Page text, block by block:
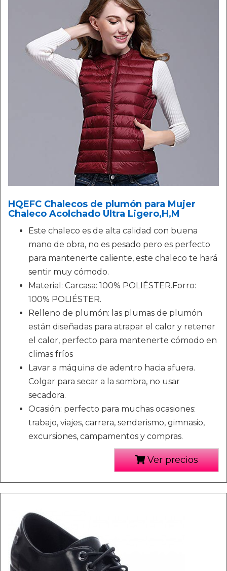
HQEFC Chalecos de plumón para Mujer
Chaleco Acolchado Ultra Ligero,H,M
Este chaleco es de alta calidad con buena
mano de obra, no es pesado pero es perfecto
para mantenerte caliente, este chaleco te hará
sentir muy cómodo.
Material: Carcasa: 100% POLIÉSTER.Forro:
100% POLIÉSTER.
Relleno de plumón: las plumas de plumón
están diseñadas para atrapar el calor y retener
el calor, perfecto para mantenerte cómodo en
climas fríos
Lavar a máquina de adentro hacia afuera.
Colgar para secar a la sombra, no usar
secadora.
Ocasión: perfecto para muchas ocasiones:
trabajo, viajes, carrera, senderismo, gimnasio,
excursiones, campamentos y compras.
Ver precios